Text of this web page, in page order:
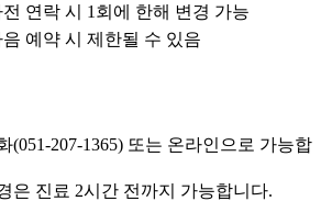
연락 시 1회에 한해 변경 가능
음 예약 시 제한될 수 있음
(051-207-1365) 또는 온라인으로 가능합
은 진료 2시간 전까지 가능합니다.